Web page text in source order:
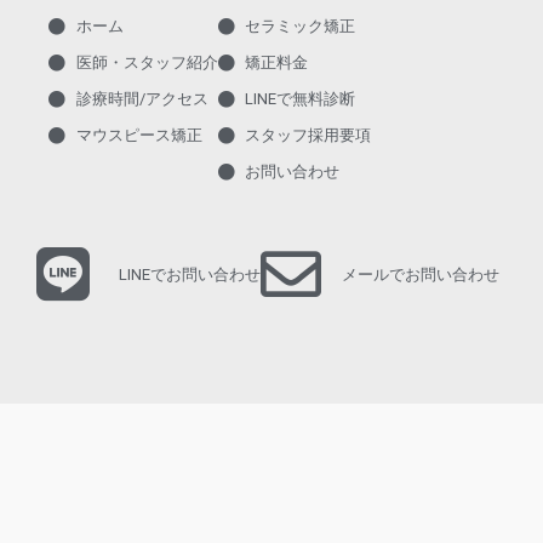
ホーム
医師・スタッフ紹介
診療時間/アクセス
マウスピース矯正
セラミック矯正
矯正料金
LINEで無料診断
スタッフ採用要項
お問い合わせ
LINEでお問い合わせ メールでお問い合わせ